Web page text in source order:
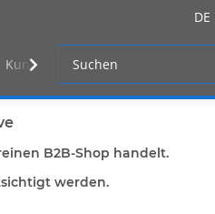
DE
Kunden Log-in
B2B-Shop handelt.
werden.